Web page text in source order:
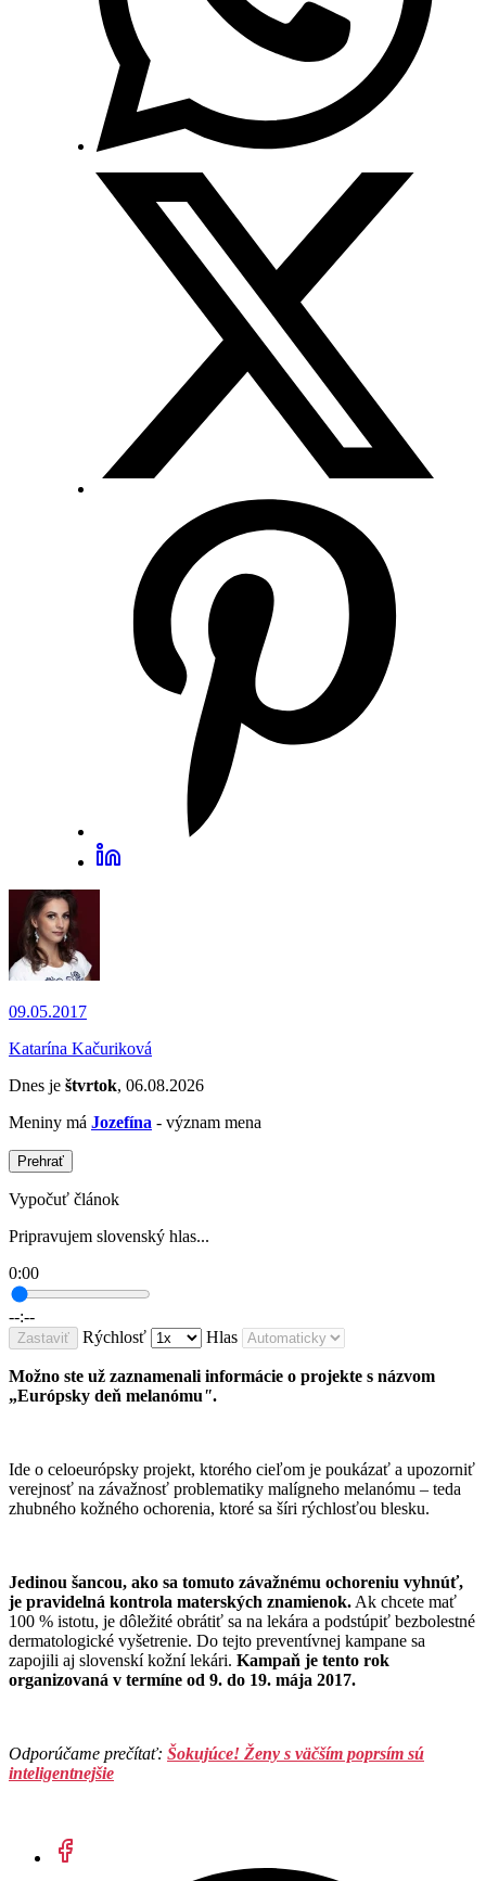
09.05.2017
Katarína Kačuriková
Dnes je štvrtok, 06.08.2026
Meniny má Jozefína - význam mena
Prehrať
Vypočuť článok
Pripravujem slovenský hlas...
0:00
--:--
Zastaviť Rýchlosť Hlas
Možno ste už zaznamenali informácie o projekte s názvom
„Európsky deň melanómu".
Ide o celoeurópsky projekt, ktorého cieľom je poukázať a upozorniť
verejnosť na závažnosť problematiky malígneho melanómu – teda
zhubného kožného ochorenia, ktoré sa šíri rýchlosťou blesku.
Jedinou šancou, ako sa tomuto závažnému ochoreniu vyhnúť,
je pravidelná kontrola materských znamienok.Ak chcete mať
100 % istotu, je dôležité obrátiť sa na lekára a podstúpiť bezbolestné
dermatologické vyšetrenie. Do tejto preventívnej kampane sa
zapojili aj slovenskí kožní lekári. Kampaň je tento rok
organizovaná v termíne od 9. do 19. mája 2017.
Odporúčame prečítať: Šokujúce! Ženy s väčším poprsím sú
inteligentnejšie